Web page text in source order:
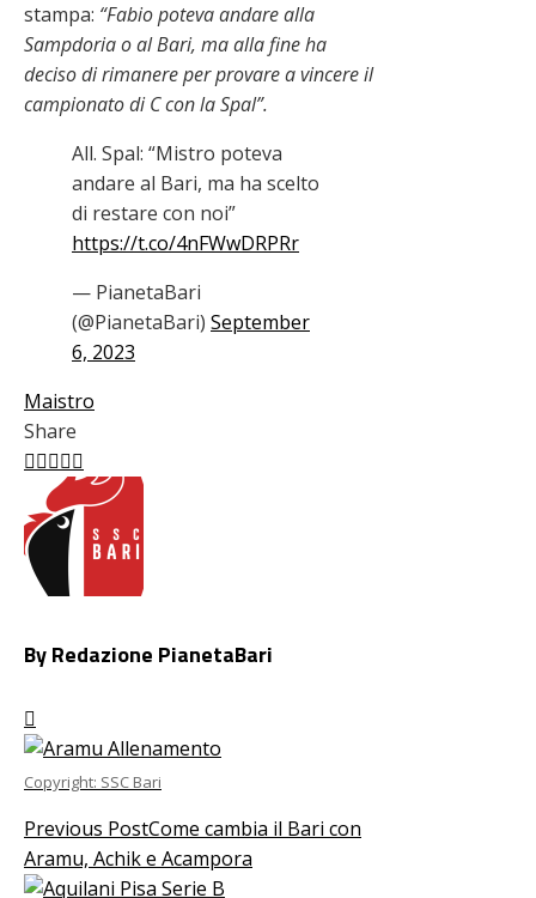
stampa: “Fabio poteva andare alla
Sampdoria o al Bari, ma alla fine ha
deciso di rimanere per provare a vincere il
campionato di C con la Spal”.
All. Spal: “Mistro poteva
andare al Bari, ma ha scelto
di restare con noi”
https://t.co/4nFWwDRPRr
— PianetaBari
(@PianetaBari) September
6, 2023
Maistro
Share
Facebook
Twitter
LinkedIn
Pinterest
Stumbleupon
By Redazione PianetaBari
Copyright: SSC Bari
Previous PostCome cambia il Bari con
Aramu, Achik e Acampora